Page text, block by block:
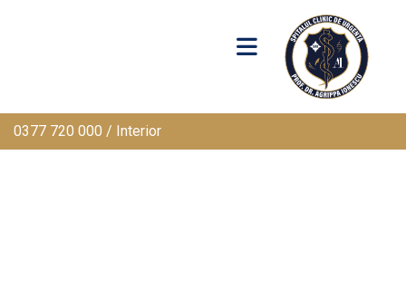
0377 720 000 / Interior